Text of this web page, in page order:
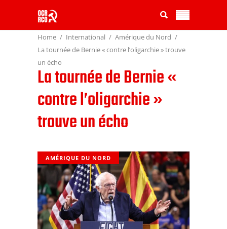
Home International
Amérique du Nord
La tournée de Bernie « contre l’oligarchie » trouve
un écho
La tournée de Bernie «
contre l’oligarchie »
trouve un écho
AMÉRIQUE DU NORD